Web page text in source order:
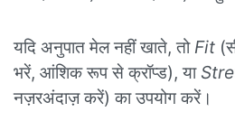
यदि अनुपात मेल नहीं खाते, तो Fit
भरें, आंशिक रूप से क्रॉप्ड), या
नज़रअंदाज़ करें) का उपयोग करें।